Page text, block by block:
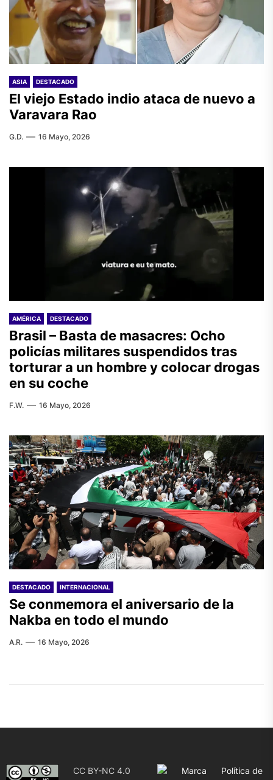
ASIA DESTACADO
El viejo Estado indio ataca de nuevo a
Varavara Rao
G.D. 16 Mayo, 2026
AMÉRICA DESTACADO
Brasil – Basta de masacres: Ocho
policías militares suspendidos tras
torturar a un hombre y colocar drogas
en su coche
F.W. 16 Mayo, 2026
DESTACADO INTERNACIONAL
Se conmemora el aniversario de la
Nakba en todo el mundo
A.R. 16 Mayo, 2026
CC BY-NC 4.0 Marca Política de